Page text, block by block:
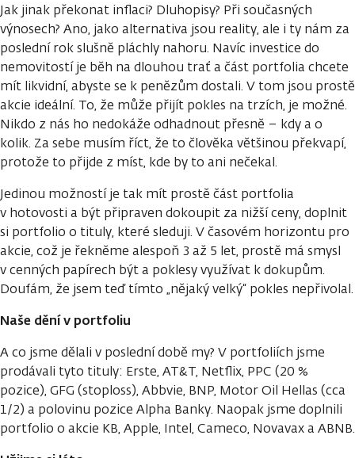
Jak jinak překonat inflaci? Dluhopisy? Při současných
výnosech? Ano, jako alternativa jsou reality, ale i ty nám za
poslední rok slušně pláchly nahoru. Navíc investice do
nemovitostí je běh na dlouhou trať a část portfolia chcete
mít likvidní, abyste se k penězům dostali. V tom jsou prostě
akcie ideální. To, že může přijít pokles na trzích, je možné.
Nikdo z nás ho nedokáže odhadnout přesně – kdy a o
kolik. Za sebe musím říct, že to člověka většinou překvapí,
protože to přijde z míst, kde by to ani nečekal.
Jedinou možností je tak mít prostě část portfolia
v hotovosti a být připraven dokoupit za nižší ceny, doplnit
si portfolio o tituly, které sleduji. V časovém horizontu pro
akcie, což je řekněme alespoň 3 až 5 let, prostě má smysl
v cenných papírech být a poklesy využívat k dokupům.
Doufám, že jsem teď tímto „nějaký velký“ pokles nepřivolal.
Naše dění v portfoliu
A co jsme dělali v poslední době my? V portfoliích jsme
prodávali tyto tituly: Erste, AT&T, Netflix, PPC (20 %
pozice), GFG (stoploss), Abbvie, BNP, Motor Oil Hellas (cca
1/2) a polovinu pozice Alpha Banky. Naopak jsme doplnili
portfolio o akcie KB, Apple, Intel, Cameco, Novavax a ABNB.